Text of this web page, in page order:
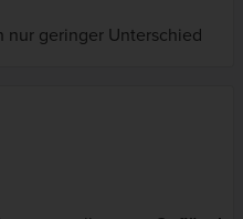
nur geringer Unterschied